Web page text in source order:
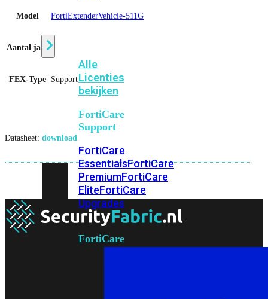
Alle
Licenties
bekijken
FortiCare
Support
FortiCare
EssentialsFortiCare
PremiumFortiCare
EliteFortiCare
Upgrades
FortiCare
Model FortiExtenderVehicle-511G
Aantal jaar 1
FEX-Type Support
Datasheet: download